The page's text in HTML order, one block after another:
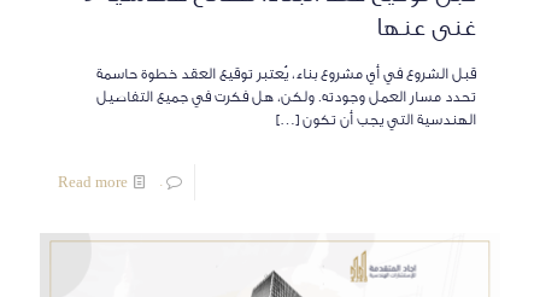
غنى عنها
قبل الشروع في أي مشروع بناء، يُعتبر توقيع العقد خطوة حاسمة
تحدد مسار العمل وجودته. ولكن، هل فكرت في جميع التفاصيل
الهندسية التي يجب أن تكون […]
0
Read more